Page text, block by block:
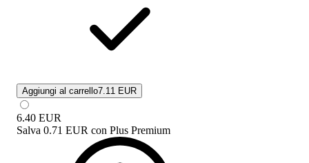
Aggiungi al carrello7.11 EUR
6.40 EUR
Salva 0.71 EUR con Plus Premium